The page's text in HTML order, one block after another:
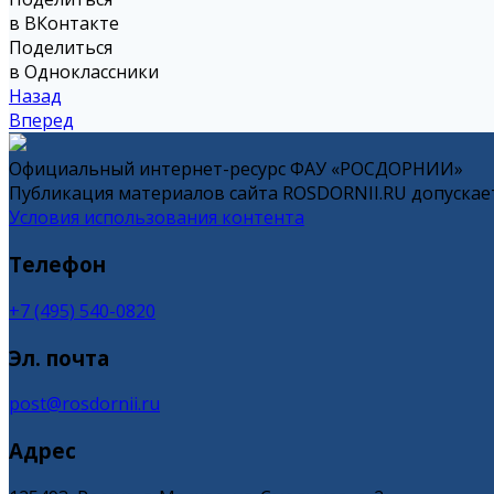
в ВКонтакте
Поделиться
в Одноклассники
Назад
Вперед
Официальный интернет-ресурс ФАУ «РОСДОРНИИ»
Публикация материалов сайта ROSDORNII.RU
Условия использования контента
Телефон
+7 (495) 540-0820
Эл. почта
post@rosdornii.ru
Адрес